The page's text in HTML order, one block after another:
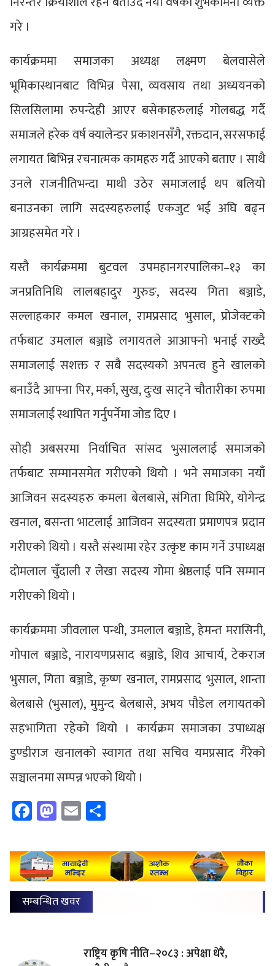
गरे ।
कार्यक्रममा समाजका अध्यक्ष लक्ष्मण बेलवासेले
भूमिकास्थानबाट विभिन्न पेसा, व्यवसाय तथा अध्ययनको
सिलसिलामा रुपन्देही आएर बसेकाहरुलाई गोलबद्ध गर्दै
समाजले हरेक वर्ष क्यालेन्डर प्रकाशनसँगै, रक्तदान, सरसफाई
लगायत बिभिन्न रचनात्मक कामहरु गर्दै आएको बताए । साथै
उनले राजनीतिभन्दा माथी उठेर समाजलाई थप बलियो
बनाउनका लागि सदस्यहरुलाई एकजुट भई अघि बढ्न
आग्रहसमेत गरे ।
यस्तै कार्यक्रममा बुटवल उपमहानगरपालिका–१३ का
जनप्रतिनिधि लालबहादुर गुरुङ, सदस्य गिता बञ्जाडे,
सल्लाहकार कमल खनाल, रामप्रसाद भुसाल, प्रोजेक्टको
तर्फबाट उमलाल बञ्जाडे लगायतले आआफ्नो भनाई राख्दै
समाजलाई सशक्त र सबै सदस्यको अपनत्व हुने खालको
बनाउँदै आफ्ना पिर, मर्का, सुख, दुःख साट्ने चौतारीका रुपमा
समाजलाई स्थापित गर्नुपर्नेमा जोड दिए ।
सोही अबसरमा निर्वाचित सांसद भुसाललाई समाजको
तर्फबाट सम्मानसमेत गरीएको थियो । भने समाजका नयाँ
आजिवन सदस्यहरु कमला बेलबासे, संगिता घिमिरे, योगेन्द्र
खनाल, बसन्ता भाटलाई आजिवन सदस्यता प्रमाणपत्र प्रदान
गरीएको थियो । यस्तै संस्थामा रहेर उत्कृष्ट काम गर्ने उपाध्यक्ष
दोमलाल चुँदाली र लेखा सदस्य गोमा श्रेष्ठलाई पनि सम्मान
गरीएको थियो ।
कार्यक्रममा जीवलाल पन्थी, उमलाल बञ्जाडे, हेमन्त मरासिनी,
गोपाल बञ्जाडे, नारायणप्रसाद बञ्जाडे, शिव आचार्य, टेकराज
भुसाल, गिता बञ्जाडे, कृष्ण खनाल, रामप्रसाद भुसाल, शान्ता
बेलबासे (भुसाल), मुमुन्द बेलबासे, अभय पौडेल लगायतको
सहभागिता रहेको थियो । कार्यक्रम समाजका उपाध्यक्ष
डुण्डीराज खनालको स्वागत तथा सचिव यमप्रसाद गैरेको
सञ्चालनमा सम्पन्न भएको थियो ।
Facebook
Mastodon
Email
सम्बन्धित खवर
राष्ट्रिय कृषि नीति–२०८३ : अपेक्षा धेरै,